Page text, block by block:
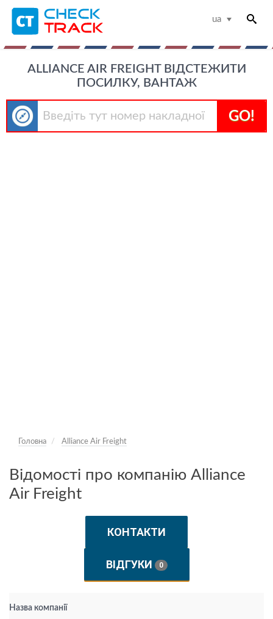
ua
ALLIANCE AIR FREIGHT ВІДСТЕЖИТИ
ПОСИЛКУ, ВАНТАЖ
GO!
Головна Alliance Air Freight
Відомості про компанію Alliance
Air Freight
КОНТАКТИ
ВІДГУКИ 0
Назва компанії